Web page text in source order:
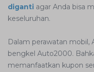
diganti agar Anda bisa
keseluruhan.
Dalam perawatan mobil,
bengkel Auto2000.
memanfaatkan kupon